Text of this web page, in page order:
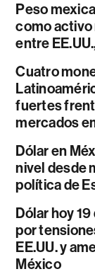
Peso
como activo
entre
Cuatro
fuertes
mercados
Dólar en
nivel desde
política de
Dólar hoy
por
EE.UU. y
México